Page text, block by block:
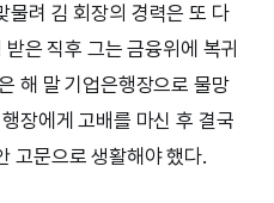
물려 김 회장의 경력은 또 다
은 직후 그는 금융위에 복귀
해 말 기업은행장으로 물망
장에게 고배를 마신 후 결국
고문으로 생활해야 했다.